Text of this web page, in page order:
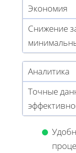
Экономия
Снижение
Аналитика
Точные